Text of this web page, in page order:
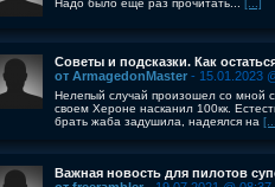
Надо было еще раз прочитать... [...]
Советы и подсказки. Как
от ArmagedonMaster - 15.01.2023
Нелепый случай произошел со мной
своем Хероне насканил 100кк.
брать жаба задушила, надеялся на
Важная новость для пилотов